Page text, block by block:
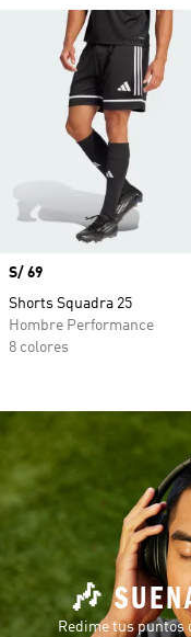
Precio
S/ 69
Shorts Squadra 25
Hombre Performance
8 colores
🎶
Redime tus puntos